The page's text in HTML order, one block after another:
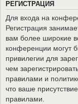
РЕГИСТРАЦИЯ
Для входа на
Регистрация
вам более широкие
конференции могут
привилегии для
чем
правилами и
что ваше
правилами.